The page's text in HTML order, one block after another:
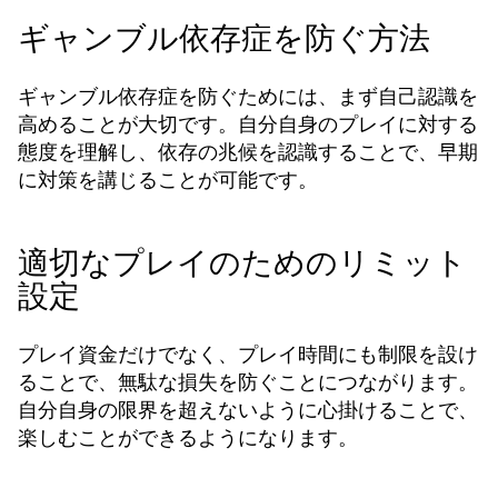
ギャンブル依存症を防ぐ方法
ギャンブル依存症を防ぐためには、まず自己認識を
高めることが大切です。自分自身のプレイに対する
態度を理解し、依存の兆候を認識することで、早期
に対策を講じることが可能です。
適切なプレイのためのリミット
設定
プレイ資金だけでなく、プレイ時間にも制限を設け
ることで、無駄な損失を防ぐことにつながります。
自分自身の限界を超えないように心掛けることで、
楽しむことができるようになります。